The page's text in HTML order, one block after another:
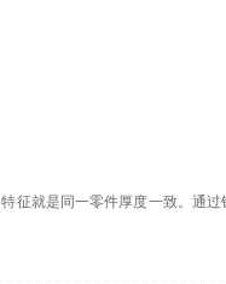
征就是同一零件厚度一致。通